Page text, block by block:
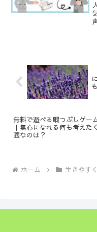
無料で遊べる暇つぶしゲー
｜無心になれる何も考えた
適なのは？
ホーム 生きやす